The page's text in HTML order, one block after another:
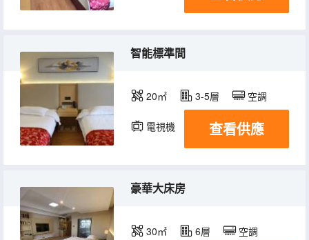
智能標準間
20㎡ 3-5層 空調
電視機 查看供應
豪華大床房
30㎡ 6層 空調